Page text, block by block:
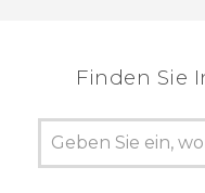
Finden Sie